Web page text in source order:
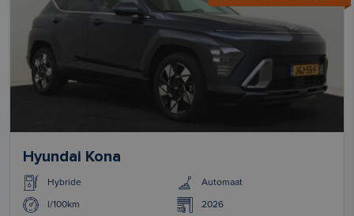
Hyundai Kona
Hybride Automaat
l/100km 2026